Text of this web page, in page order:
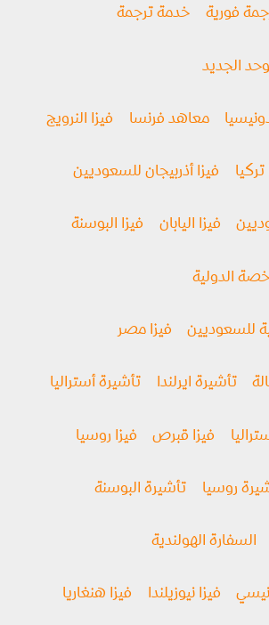
فورية خدمة ترجمة
الجديد
معاهد فرنسا فيزا النرويج
فيزا أذربيجان للسعوديين
فيزا اليابان فيزا البوسنة
الدولية
للسعوديين فيزا مصر
تأشيرة ايرلندا تأشيرة أستراليا
فيزا قبرص فيزا روسيا
روسيا تأشيرة البوسنة
السفارة الهولندية
فيزا نيوزيلندا فيزا هنغاريا